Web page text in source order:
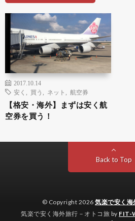
2017.10.14
安く
買う ネット 航空券
【格安・海外】まずは安く航
空券を買う！
Back to Top
© Copyright 2026 気楽で安く海
気楽で安く海外旅行－オトコ旅 by FIT-